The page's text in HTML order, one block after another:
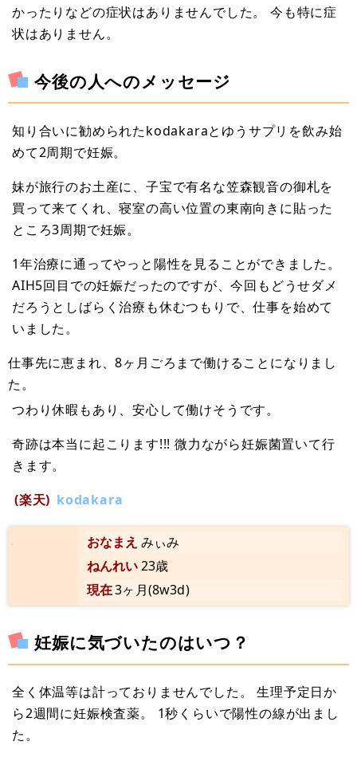
かったりなどの症状はありませんでした。 今も特に症
状はありません。
今後の人へのメッセージ
知り合いに勧められたkodakaraとゆうサプリを飲み始
めて2周期で妊娠。
妹が旅行のお土産に、子宝で有名な笠森観音の御札を
買って来てくれ、寝室の高い位置の東南向きに貼った
ところ3周期で妊娠。
1年治療に通ってやっと陽性を見ることができました。
AIH5回目での妊娠だったのですが、今回もどうせダメ
だろうとしばらく治療も休むつもりで、仕事を始めて
いました。
仕事先に恵まれ、8ヶ月ごろまで働けることになりまし
た。
つわり休暇もあり、安心して働けそうです。
奇跡は本当に起こります!!! 微力ながら妊娠菌置いて行
きます。
(楽天) kodakara
おなまえ みぃみ
ねんれい23歳
現在3ヶ月(8w3d)
妊娠に気づいたのはいつ？
全く体温等は計っておりませんでした。 生理予定日か
ら2週間に妊娠検査薬。 1秒くらいで陽性の線が出まし
た。